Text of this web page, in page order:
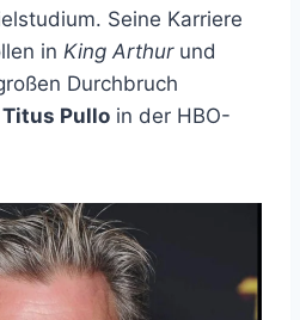
Seine Karriere
in King Arthurund
Durchbruch
Titus Pullo in der HBO-